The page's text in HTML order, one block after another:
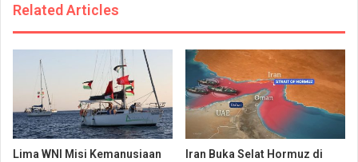
Related Articles
Lima WNI Misi Kemanusiaan
Iran Buka Selat Hormuz di